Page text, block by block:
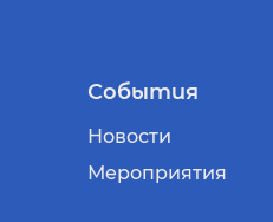
События
Новости
Мероприятия